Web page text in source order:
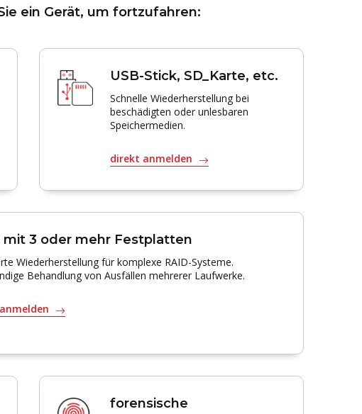
ein Gerät, um fortzufahren:
USB-Stick, SD_Karte, etc.
Schnelle Wiederherstellung bei
beschädigten oder unlesbaren
Speichermedien.
direkt anmelden
mit 3 oder mehr Festplatten
Wiederherstellung für komplexe RAID-Systeme.
Behandlung von Ausfällen mehrerer Laufwerke.
forensische